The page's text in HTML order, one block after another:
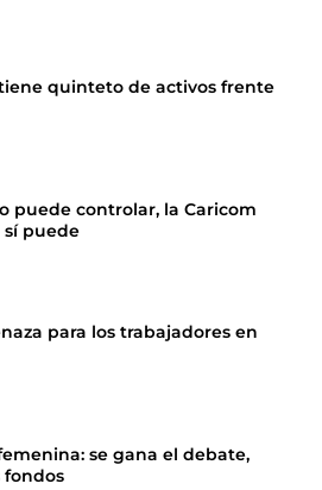
quinteto de activos frente
puede controlar, la Caricom
sí puede
para los trabajadores en
se gana el debate,
fondos